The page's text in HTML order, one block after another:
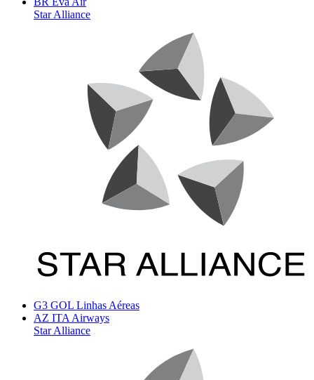
Star Alliance
G3 GOL Linhas Aéreas
AZ ITA Airways
Star Alliance